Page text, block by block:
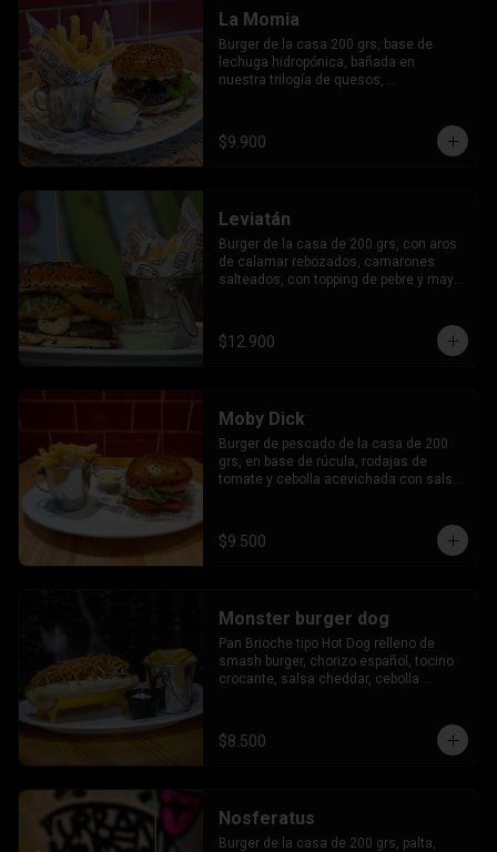
La Momia
Burger de la casa 200 grs, base de
lechuga hidropónica, bañada en
nuestra trilogía de quesos,
$9.900
Leviatán
Burger de la casa de 200 grs, con aros
de calamar rebozados, camarones
salteados, con topping de pebre y mayo
$12.900
Moby Dick
Burger de pescado de la casa de 200
grs, en base de rúcula, rodajas de
tomate y cebolla acevichada con salsa
$9.500
Monster burger dog
Pan Brioche tipo Hot Dog relleno de
smash burger, chorizo español, tocino
crocante, salsa cheddar, cebolla
$8.500
Nosferatus
Burger de la casa de 200 grs, palta,